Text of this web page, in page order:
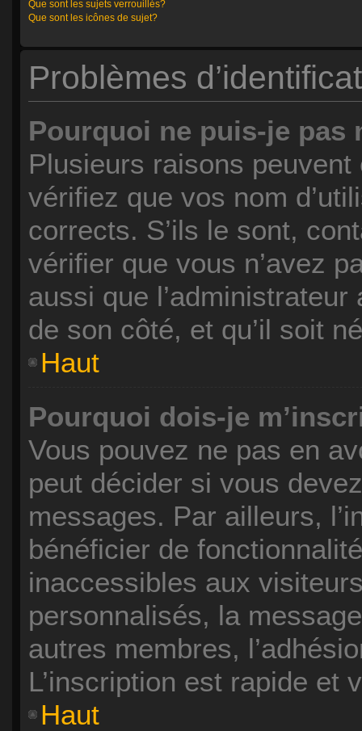
Que sont les sujets verrouillés?
Que sont les icônes de sujet?
Problèmes
Pourquoi ne puis-je pas
Plusieurs raisons
vérifiez que vos nom
corrects. S’ils le sont,
vérifier que vous n’avez
aussi que
de son côté, et qu’il soit
Haut
Pourquoi dois-je
Vous pouvez ne pas en
peut décider si vous
messages. Par ailleurs,
bénéficier de
inaccessibles aux
personnalisés, la
autres membres,
L’inscription est rapide et
Haut